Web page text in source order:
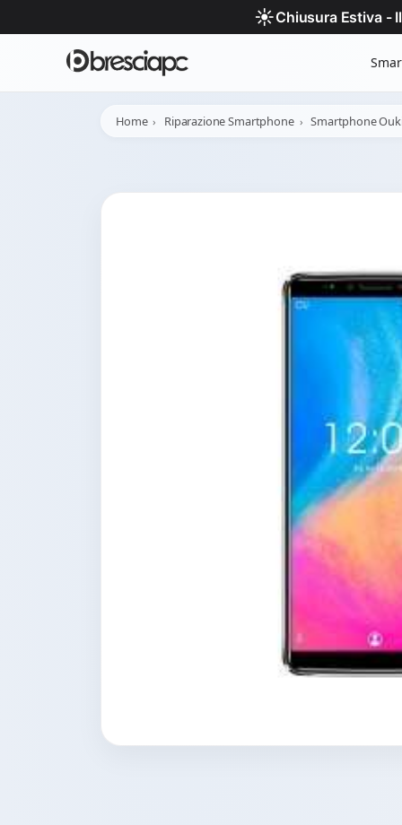
☀️Chiusura Estiva -
Home Riparazione Smartphone Smartphone